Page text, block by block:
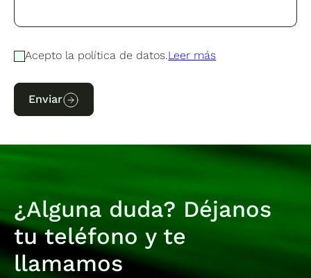
Acepto la política de datos.Leer más
Enviar
¿Alguna duda? Déjanos
tu teléfono y te
llamamos